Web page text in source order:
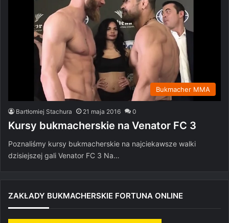
Bukmacher MMA
Bartłomiej Stachura 21 maja 2016 0
Kursy bukmacherskie na Venator FC 3
Poznaliśmy kursy bukmacherskie na najciekawsze walki
dzisiejszej gali Venator FC 3 Na…
ZAKŁADY BUKMACHERSKIE FORTUNA ONLINE